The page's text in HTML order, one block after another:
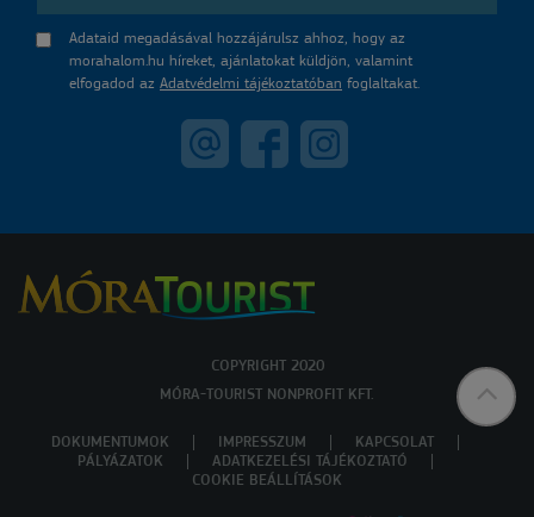
Adataid megadásával hozzájárulsz ahhoz, hogy az
morahalom.hu híreket, ajánlatokat küldjön, valamint
elfogadod az Adatvédelmi tájékoztatóban foglaltakat.
COPYRIGHT 2020
MÓRA-TOURIST NONPROFIT KFT.
DOKUMENTUMOK IMPRESSZUM
KAPCSOLAT
PÁLYÁZATOK
ADATKEZELÉSI TÁJÉKOZTATÓ
COOKIE BEÁLLÍTÁSOK